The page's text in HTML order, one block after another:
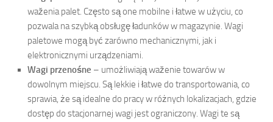
waženia palet. Często są one mobilne i łatwe w użyciu, co
pozwala na szybką obsługę ładunków w magazynie. Wagi
paletowe mogą być zarówno mechanicznymi, jak i
elektronicznymi urządzeniami.
Wagi przenośne – umożliwiają waženie towarów w
dowolnym miejscu. Są lekkie i łatwe do transportowania, co
sprawia, że są idealne do pracy w różnych lokalizacjach, gdzie
dostęp do stacjonarnej wagi jest ograniczony. Wagi te są